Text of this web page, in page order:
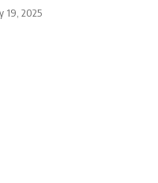
19, 2025